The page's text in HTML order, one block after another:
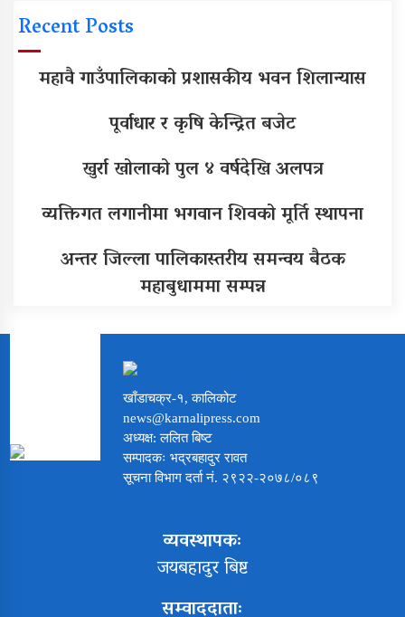
Recent Posts
महावै गाउँपालिकाको प्रशासकीय भवन शिलान्यास
पूर्वाधार र कृषि केन्द्रित बजेट
खुर्रा खोलाको पुल ४ वर्षदेखि अलपत्र
व्यक्तिगत लगानीमा भगवान शिवको मूर्ति स्थापना
अन्तर जिल्ला पालिकास्तरीय समन्वय बैठक
महाबुधाममा सम्पन्न
खाँडाचक्र-१, कालिकोट
news@karnalipress.com
अध्यक्ष: ललित बिष्ट
सम्पादकः भद्रबहादुर रावत
सूचना विभाग दर्ता नं. २९२२-२०७८/०८९
व्यवस्थापकः
जयबहादुर बिष्ट
सम्वाददाताः